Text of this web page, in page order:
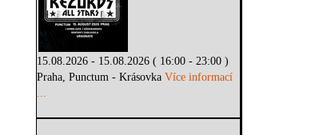
15.08.2026 - 15.08.2026 ( 16:00 - 23:00 )
Praha, Punctum - KrásovkaVíce informací
...